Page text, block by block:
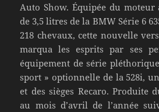
Auto Show. Équipée du
de 3,5 litres de la BMW Série 6
218 chevaux, cette nouvelle
marqua les esprits par ses
équipement de série
sport » optionnelle de la 528i,
et des sièges Recaro. Produite
au mois d’avril de l’année